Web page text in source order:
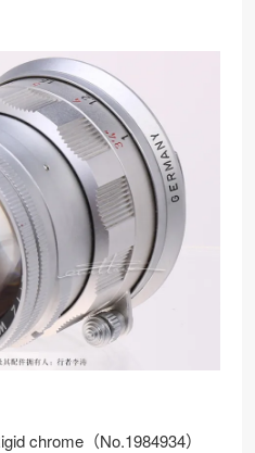
chrome（No.1984934）